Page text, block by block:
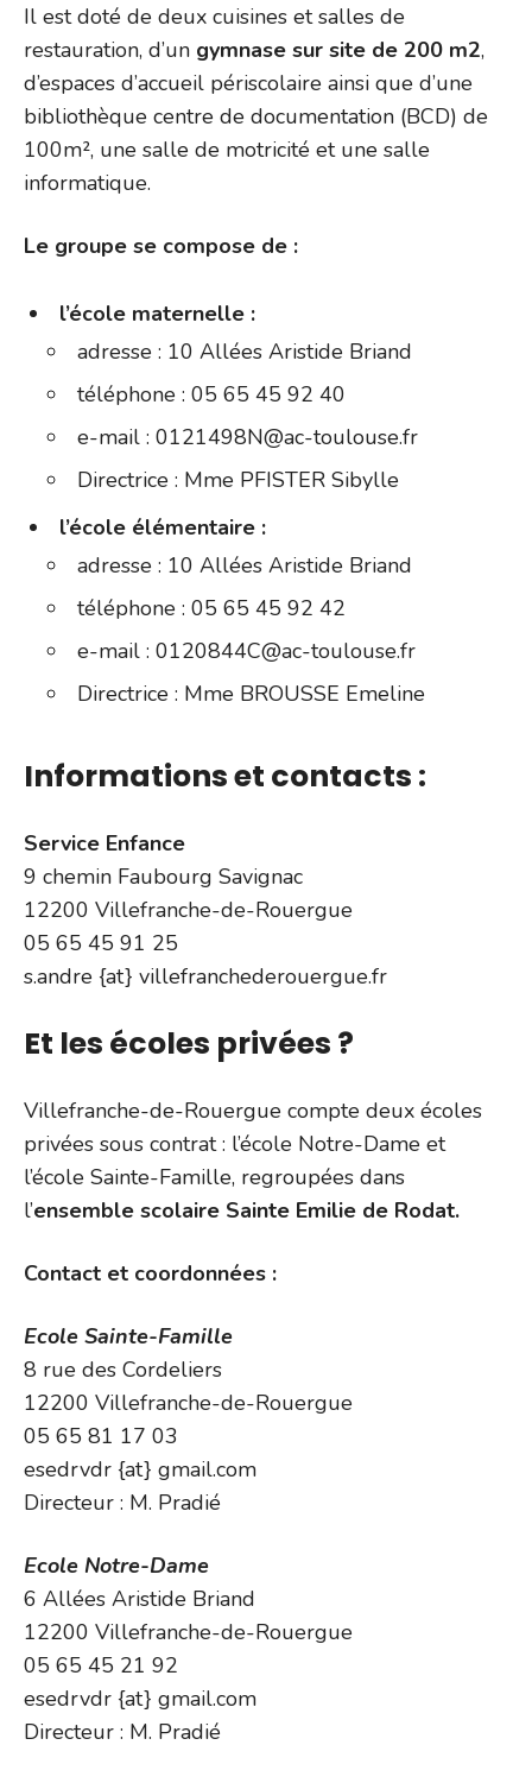
Il est doté de deux cuisines et salles de
restauration, d’un gymnase sur site de 200 m2,
d’espaces d’accueil périscolaire ainsi que d’une
bibliothèque centre de documentation (BCD) de
100m², une salle de motricité et une salle
informatique.
Le groupe se compose de :
l’école maternelle :
adresse : 10 Allées Aristide Briand
téléphone : 05 65 45 92 40
e-mail : 0121498N@ac-toulouse.fr
Directrice : Mme PFISTER Sibylle
l’école élémentaire :
adresse : 10 Allées Aristide Briand
téléphone : 05 65 45 92 42
e-mail : 0120844C@ac-toulouse.fr
Directrice : Mme BROUSSE Emeline
Informations et contacts :
Service Enfance
9 chemin Faubourg Savignac
12200 Villefranche-de-Rouergue
05 65 45 91 25
s.andre {at} villefranchederouergue.fr
Et les écoles privées ?
Villefranche-de-Rouergue compte deux écoles
privées sous contrat : l’école Notre-Dame et
l’école Sainte-Famille, regroupées dans
l’ensemble scolaire Sainte Emilie de Rodat.
Contact et coordonnées :
Ecole Sainte-Famille
8 rue des Cordeliers
12200 Villefranche-de-Rouergue
05 65 81 17 03
esedrvdr {at} gmail.com
Directeur : M. Pradié
Ecole Notre-Dame
6 Allées Aristide Briand
12200 Villefranche-de-Rouergue
05 65 45 21 92
esedrvdr {at} gmail.com
Directeur : M. Pradié